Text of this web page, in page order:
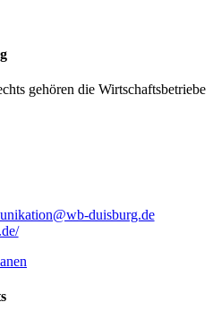
gehören die Wirtschaftsbetriebe
duisburg.de